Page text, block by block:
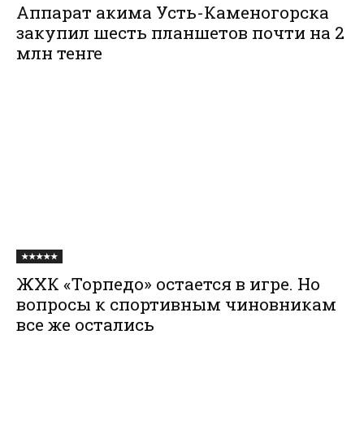
Аппарат акима Усть-Каменогорска
закупил шесть планшетов почти на 2
млн тенге
★★★★★
ЖХК «Торпедо» остается в игре. Но
вопросы к спортивным чиновникам
все же остались